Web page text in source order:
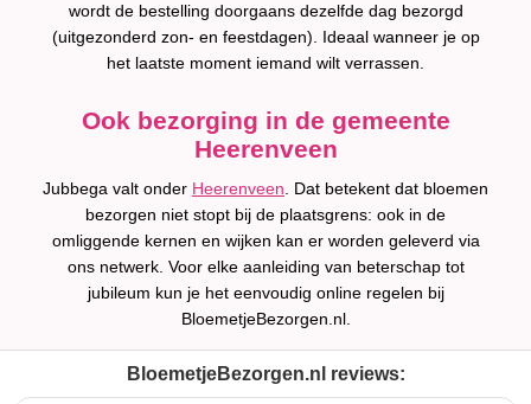
wordt de bestelling doorgaans dezelfde dag bezorgd
(uitgezonderd zon- en feestdagen). Ideaal wanneer je op
het laatste moment iemand wilt verrassen.
Ook bezorging in de gemeente
Heerenveen
Jubbega valt onder Heerenveen . Dat betekent dat bloemen
bezorgen niet stopt bij de plaatsgrens: ook in de
omliggende kernen en wijken kan er worden geleverd via
ons netwerk. Voor elke aanleiding van beterschap tot
jubileum kun je het eenvoudig online regelen bij
BloemetjeBezorgen.nl.
BloemetjeBezorgen.nl reviews: